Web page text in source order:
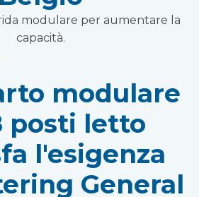
modulare per aumentare la
capacità.
modulare
posti letto
l'esigenza
General